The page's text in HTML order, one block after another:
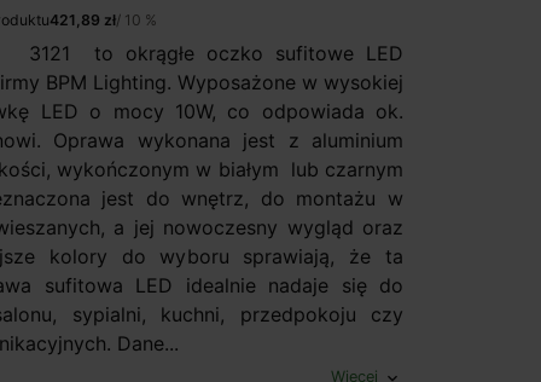
421,89 zł/ 10 %
3121 to okrągłe oczko sufitowe LED
BPM Lighting. Wyposażone w wysokiej
LED o mocy 10W, co odpowiada ok.
Oprawa wykonana jest z aluminium
wykończonym w białym lub czarnym
jest do wnętrz, do montażu w
a jej nowoczesny wygląd oraz
kolory do wyboru sprawiają, że ta
sufitowa LED idealnie nadaje się do
sypialni, kuchni, przedpokoju czy
Dane...
Więcej